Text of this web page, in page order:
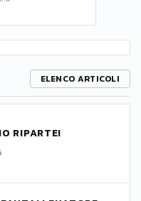
ELENCO ARTICOLI
RIPARTE!